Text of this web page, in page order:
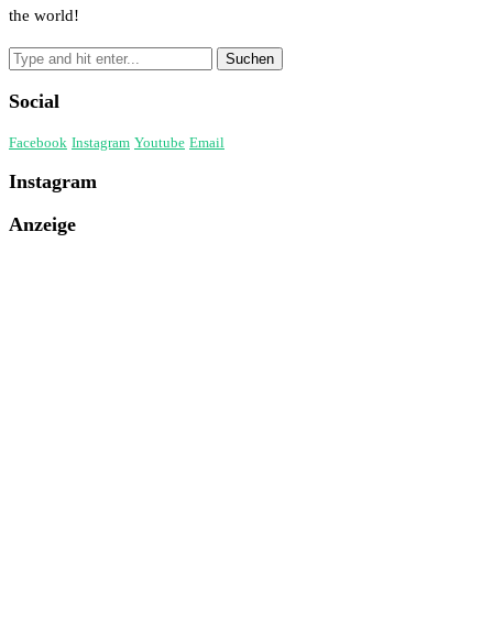
the world!
Social
Facebook Instagram Youtube Email
Instagram
Anzeige